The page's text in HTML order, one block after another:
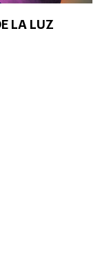
LA LUZ